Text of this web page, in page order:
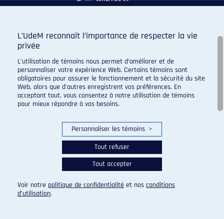
© 2026 Carabins de l'Université de Montréal. Tous droits
Paramètres des témoins
L’UdeM reconnaît l’importance de respecter la vie
privée
L’utilisation de témoins nous permet d’améliorer et de
personnaliser votre expérience Web. Certains témoins sont
obligatoires pour assurer le fonctionnement et la sécurité du site
Web, alors que d’autres enregistrent vos préférences. En
acceptant tout, vous consentez à notre utilisation de témoins
pour mieux répondre à vos besoins.
Personnaliser les témoins >
Tout refuser
Tout accepter
Voir notre politique de confidentialité et nos conditions
d’utilisation.